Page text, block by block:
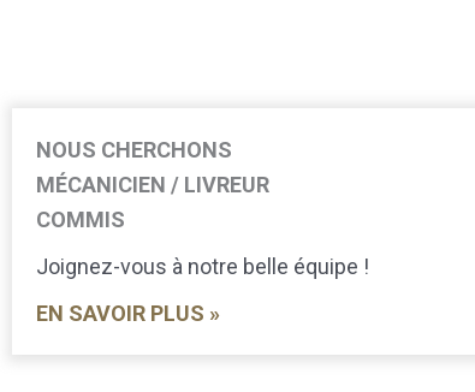
NOUS CHERCHONS
MÉCANICIEN / LIVREUR
COMMIS
Joignez-vous à notre belle équipe !
EN SAVOIR PLUS »